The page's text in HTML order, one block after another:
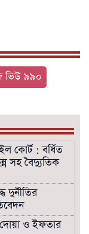
ভিউ ৯৯০
কোর্ট : বর্ধিত
সহ বৈদ্যুতিক
দুর্নীতির
দোয়া ও ইফতার